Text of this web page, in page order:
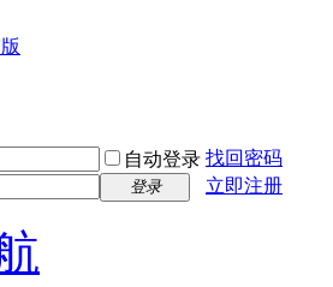
自动登录 找回密码
登录 立即注册